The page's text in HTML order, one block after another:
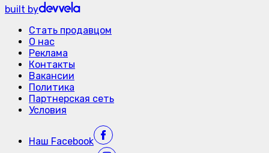
built by
Стать продавцом
О нас
Реклама
Контакты
Вакансии
Политика
Партнерская сеть
Условия
Наш Facebook